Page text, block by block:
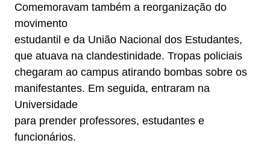
Comemoravam também a reorganização do
movimento
estudantil e da União Nacional dos Estudantes,
que atuava na clandestinidade. Tropas policiais
chegaram ao campus atirando bombas sobre os
manifestantes. Em seguida, entraram na
Universidade
para prender professores, estudantes e
funcionários.